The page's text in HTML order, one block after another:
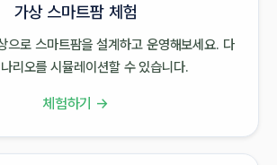
가상 스마트팜 체험
으로 스마트팜을 설계하고 운영해보세요. 다
리오를 시뮬레이션할 수 있습니다.
체험하기 →